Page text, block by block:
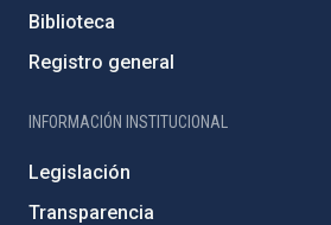
Biblioteca
Registro general
INFORMACIÓN INSTITUCIONAL
Legislación
Transparencia